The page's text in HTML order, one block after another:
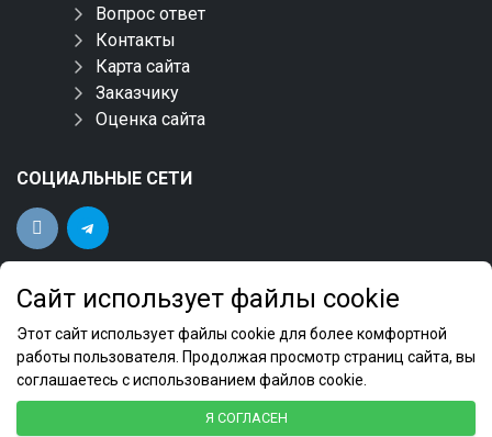
Вопрос ответ
Контакты
Карта сайта
Заказчику
Оценка сайта
СОЦИАЛЬНЫЕ СЕТИ
ФБУ "Новосибирский ЦСМ" 2022 © Все права
Сайт использует файлы cookie
Этот сайт использует файлы cookie для более комфортной
работы пользователя. Продолжая просмотр страниц сайта, вы
соглашаетесь с использованием файлов cookie.
Я СОГЛАСЕН